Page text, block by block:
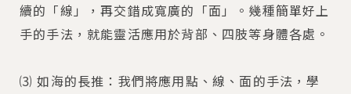
續的「線」，再交錯成寬廣的「面」。幾種簡單好上
手的手法，就能靈活應用於背部、四肢等身體各處。
⑶ 如海的長推：我們將應用點、線、面的手法，學